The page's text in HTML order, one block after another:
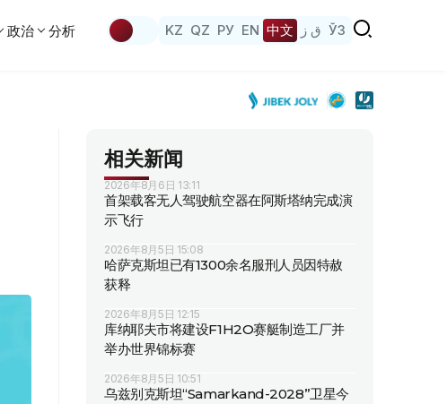
政治 分析 KZ QZ РУ EN 中文 ق ز ЎЗ
相关新闻
2026年8月6日 13:11
首架载客无人驾驶航空器在阿斯塔纳完成演
示飞行
2026年8月5日 15:08
哈萨克斯坦已有1300余名服刑人员因特赦
获释
2026年8月5日 12:15
库纳耶夫市将建设F1H2O赛艇制造工厂并
举办世界锦标赛
2026年8月5日 10:51
乌兹别克斯坦“Samarkand-2028”卫星今